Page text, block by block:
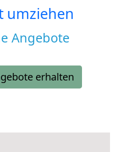
umziehen
Angebote
erhalten